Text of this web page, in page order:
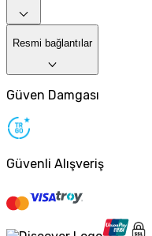
Resmi bağlantılar
Güven Damgası
Güvenli Alışveriş